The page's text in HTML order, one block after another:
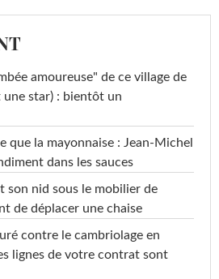
amoureuse" de ce village de
star) : bientôt un
que la mayonnaise : Jean-Michel
dans les sauces
son nid sous le mobilier de
de déplacer une chaise
contre le cambriolage en
lignes de votre contrat sont